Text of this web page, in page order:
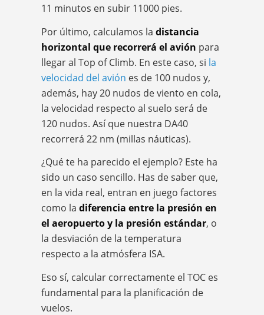
11 minutos en subir 11000 pies.
Por último, calculamos la distancia
horizontal que recorrerá el avión para
llegar al Top of Climb. En este caso, si la
velocidad del avión es de 100 nudos y,
además, hay 20 nudos de viento en cola,
la velocidad respecto al suelo será de
120 nudos. Así que nuestra DA40
recorrerá 22 nm (millas náuticas).
¿Qué te ha parecido el ejemplo? Este ha
sido un caso sencillo. Has de saber que,
en la vida real, entran en juego factores
como la diferencia entre la presión en
el aeropuerto y la presión estándar, o
la desviación de la temperatura
respecto a la atmósfera ISA.
Eso sí, calcular correctamente el TOC es
fundamental para la planificación de
vuelos.